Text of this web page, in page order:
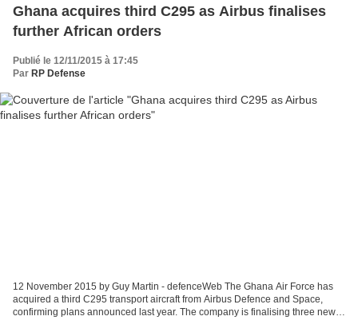
Ghana acquires third C295 as Airbus finalises
further African orders
Publié le 12/11/2015 à 17:45
Par RP Defense
12 November 2015 by Guy Martin - defenceWeb The Ghana Air Force has
acquired a third C295 transport aircraft from Airbus Defence and Space,
confirming plans announced last year. The company is finalising three new